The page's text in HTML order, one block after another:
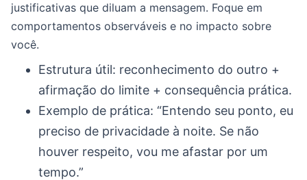
justificativas que diluam a mensagem. Foque em
comportamentos observáveis e no impacto sobre
você.
Estrutura útil: reconhecimento do outro +
afirmação do limite + consequência prática.
Exemplo de prática: “Entendo seu ponto, eu
preciso de privacidade à noite. Se não
houver respeito, vou me afastar por um
tempo.”